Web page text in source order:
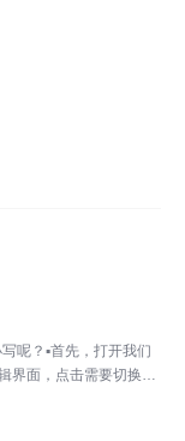
呢？▪首先，打开我们
界面，点击需要切换中